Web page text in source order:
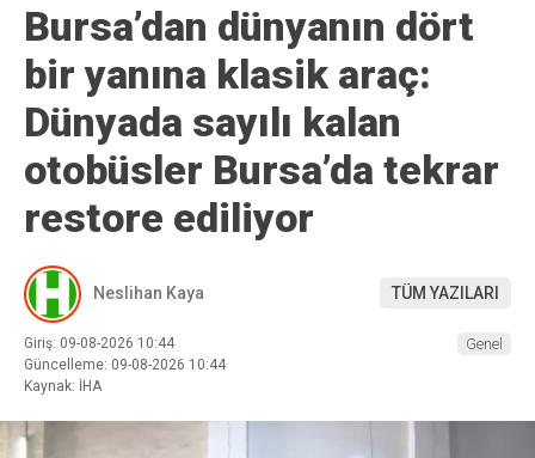
Bursa’dan dünyanın dört
bir yanına klasik araç:
Dünyada sayılı kalan
otobüsler Bursa’da tekrar
restore ediliyor
Neslihan Kaya TÜM YAZILARI
Giriş: 09-08-2026 10:44
Güncelleme: 09-08-2026 10:44
Kaynak: İHA
Genel